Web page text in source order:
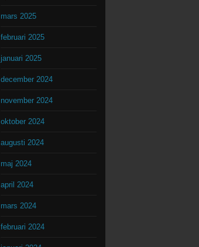
mars 2025
februari 2025
januari 2025
december 2024
november 2024
oktober 2024
augusti 2024
maj 2024
april 2024
mars 2024
februari 2024